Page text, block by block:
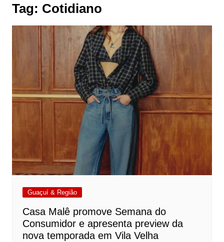
Tag: Cotidiano
Guaçuí & Região
Casa Malê promove Semana do
Consumidor e apresenta preview da
nova temporada em Vila Velha